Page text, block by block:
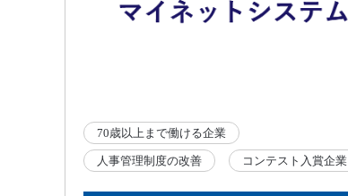
70歳以上まで働ける企業
人事管理制度の改善 コンテスト入賞企業